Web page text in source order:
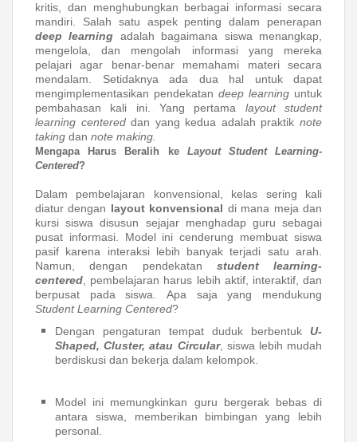
kritis, dan menghubungkan berbagai informasi secara
mandiri. Salah satu aspek penting dalam penerapan
deep learning adalah bagaimana siswa menangkap,
mengelola, dan mengolah informasi yang mereka
pelajari agar benar-benar memahami materi secara
mendalam. Setidaknya ada dua hal untuk dapat
mengimplementasikan pendekatan deep learning untuk
pembahasan kali ini. Yang pertama layout student
learning centereddan yang kedua adalah praktiknote
taking dan note making.
Mengapa Harus Beralih ke Layout Student Learning-
Centered?
Dalam pembelajaran konvensional, kelas sering kali
diatur dengan layout konvensional di mana meja dan
kursi siswa disusun sejajar menghadap guru sebagai
pusat informasi. Model ini cenderung membuat siswa
pasif karena interaksi lebih banyak terjadi satu arah.
Namun, dengan pendekatan student learning-
centered , pembelajaran harus lebih aktif, interaktif, dan
berpusat pada siswa. Apa saja yang mendukung
Student Learning Centered?
Dengan pengaturan tempat duduk berbentuk U-
Shaped, Cluster, atau Circular, siswa lebih mudah
berdiskusi dan bekerja dalam kelompok.
Model ini memungkinkan guru bergerak bebas di
antara siswa, memberikan bimbingan yang lebih
personal.